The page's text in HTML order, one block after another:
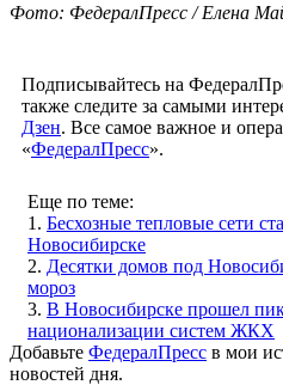
Фото: ФедералПресс / Елена
Подписывайтесь на
также следите за самыми
Дзен. Все самое важное и
«ФедералПресс».
Еще по теме:
1. Бесхозные тепловые сети
Новосибирске
2. Десятки домов под
мороз
3. В Новосибирске прошел
национализации систем ЖКХ
Добавьте ФедералПресс в мои
новостей дня.